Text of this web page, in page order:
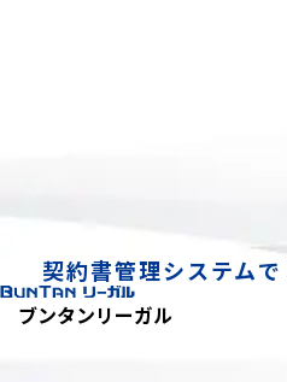
契約書管理システムで
ブンタンリーガル